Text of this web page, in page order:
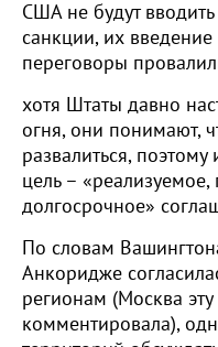
США не будут
санкции, их введение
переговоры
хотя Штаты давно
огня, они понимают,
развалиться,
цель –
долгосрочное»
По словам
Анкоридже
регионам (Москва
комментировала),